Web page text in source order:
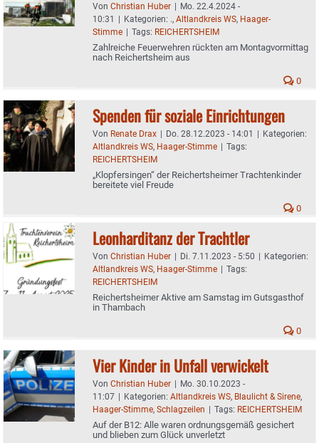
Von Christian Huber | Mo. 22.4.2024 -
10:31 | Kategorien: ., Altlandkreis WS, Haager-
Stimme | Tags: REICHERTSHEIM
Zahlreiche Feuerwehren rückten am Montagvormittag
nach Reichertsheim aus
0
Spenden für soziale Einrichtungen
Von Renate Drax | Do. 28.12.2023 - 14:01 | Kategorien:
Altlandkreis WS, Haager-Stimme | Tags:
REICHERTSHEIM
„Klopfersingen“ der Reichertsheimer Trachtenkinder
bereitete viel Freude
0
Leonharditanz der Trachtler
Von Christian Huber | Di. 7.11.2023 - 5:50 | Kategorien:
Altlandkreis WS, Haager-Stimme | Tags:
REICHERTSHEIM
Reichertsheimer Aktive am Samstag im Gutsgasthof
in Thambach
0
Vier Kinder in Unfall verwickelt
Von Christian Huber | Mo. 30.10.2023 -
11:07 | Kategorien: Altlandkreis WS, Blaulicht & Sirene,
Haager-Stimme, Schlagzeilen | Tags: REICHERTSHEIM
Auf der B12: Alle waren ordnungsgemäß gesichert
und blieben zum Glück unverletzt